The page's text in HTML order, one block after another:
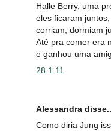
Halle Berry, uma
eles ficaram
corriam, dormiam
Até pra comer era
e ganhou uma
28.1.11
Alessandra
Como diria Jung